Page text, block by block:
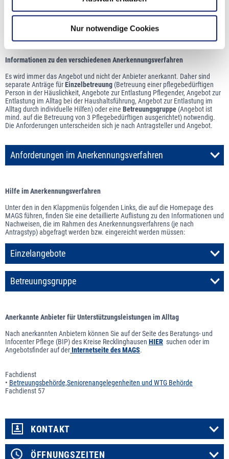
Nur notwendige Cookies
Antragsverfahren registrieren und einen Antrag stellen.
Das Anerkennungsverfahren ist kostenpflichtig. Hinweise zum
Gebührenrahmen finden Sie auf der rechten Seite unter
Informationen zu den verschiedenen Anerkennungsverfahren
Es wird immer das Angebot und nicht der Anbieter anerkannt. Daher sind
separate Anträge fürEinzelbetreuung (Betreuung einer pflegebedürftigen
Person in der Häuslichkeit, Angebote zur Entlastung Pflegender, Angebot zur
Entlastung im Alltag bei der Haushaltsführung, Angebot zur Entlastung im
Alltag durch individuelle Hilfen) oder eine Betreuungsgruppe (Angebot ist
mind. auf die Betreuung von 3 Pflegebedürftigen ausgerichtet) notwendig.
Die Anforderungen unterscheiden sich je nach Antragsteller und Angebot.
Anforderungen im Anerkennungsverfahren
Hilfe im Anerkennungsverfahren
Unter den in den Klappmenüs folgenden Links, die auf die Homepage des
MAGS führen, finden Sie eine detaillierte Auflistung zu den Informationen und
Nachweisen, die im Rahmen des Anerkennungsverfahrens (je nach
Antragstyp) abgefragt werden bzw. eingereicht werden müssen:
Einzelangebote
Betreuungsgruppe
Anerkannte Anbieter für Unterstützungsleistungen im Alltag
Nach anerkannten Anbietern können Sie auf der Seite des Beratungs- und
Infocenter Pflege (BIP) des Kreise Recklinghausen HIER suchen oder im
Angebotsfinder auf derInternetseite des MAGS.
Fachdienst
• Betreuungsbehörde,Seniorenangelegenheiten und WTG Behörde
Fachdienst 57
KONTAKT
ÖFFNUNGSZEITEN